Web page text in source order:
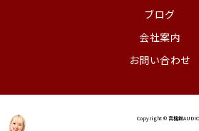
ブログ
会社案内
お問い合わせ
Copyright © 音機館